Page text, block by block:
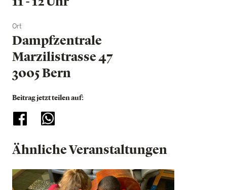
Ort
Dampfzentrale
Marzilistrasse 47
3005 Bern
Beitrag jetzt teilen auf:
Ähnliche Veranstaltungen